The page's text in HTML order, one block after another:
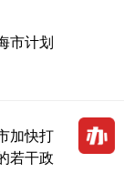
市计划
加快打
若干政